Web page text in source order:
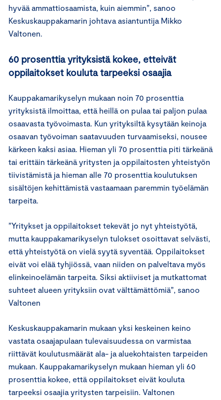
hyvää ammattiosaamista, kuin aiemmin”, sanoo
Keskuskauppakamarin johtava asiantuntija Mikko
Valtonen.
60 prosenttia yrityksistä kokee, etteivät
oppilaitokset kouluta tarpeeksi osaajia
Kauppakamarikyselyn mukaan noin 70 prosenttia
yrityksistä ilmoittaa, että heillä on pulaa tai paljon pulaa
osaavasta työvoimasta. Kun yrityksiltä kysytään keinoja
osaavan työvoiman saatavuuden turvaamiseksi, nousee
kärkeen kaksi asiaa. Hieman yli 70 prosenttia piti tärkeänä
tai erittäin tärkeänä yritysten ja oppilaitosten yhteistyön
tiivistämistä ja hieman alle 70 prosenttia koulutuksen
sisältöjen kehittämistä vastaamaan paremmin työelämän
tarpeita.
”Yritykset ja oppilaitokset tekevät jo nyt yhteistyötä,
mutta kauppakamarikyselyn tulokset osoittavat selvästi,
että yhteistyötä on vielä syytä syventää. Oppilaitokset
eivät voi elää tyhjiössä, vaan niiden on palveltava myös
elinkeinoelämän tarpeita. Siksi aktiiviset ja mutkattomat
suhteet alueen yrityksiin ovat välttämättömiä”, sanoo
Valtonen
Keskuskauppakamarin mukaan yksi keskeinen keino
vastata osaajapulaan tulevaisuudessa on varmistaa
riittävät koulutusmäärät ala- ja aluekohtaisten tarpeiden
mukaan. Kauppakamarikyselyn mukaan hieman yli 60
prosenttia kokee, että oppilaitokset eivät kouluta
tarpeeksi osaajia yritysten tarpeisiin. Valtonen